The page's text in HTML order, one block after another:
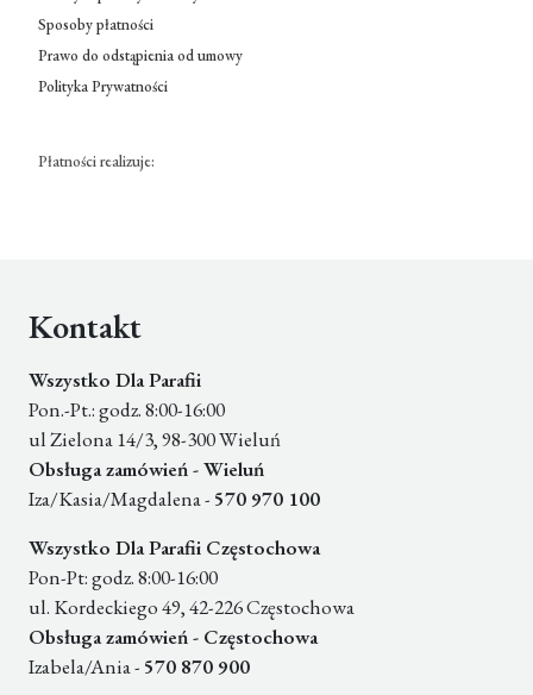
Sposoby płatności
Prawo do odstąpienia od umowy
Polityka Prywatności
Płatności realizuje:
Kontakt
Wszystko Dla Parafii
Pon.-Pt.: godz. 8:00-16:00
ul Zielona 14/3, 98-300 Wieluń
Obsługa zamówień - Wieluń
Iza/Kasia/Magdalena - 570 970 100
Wszystko Dla Parafii Częstochowa
Pon-Pt: godz. 8:00-16:00
ul. Kordeckiego 49, 42-226 Częstochowa
Obsługa zamówień - Częstochowa
Izabela/Ania - 570 870 900